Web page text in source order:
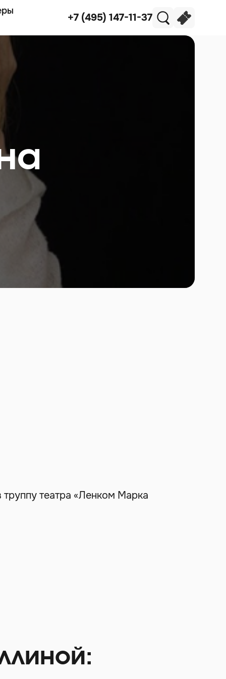
+7 (495) 147-11-37
труппу театра «Ленком Марка